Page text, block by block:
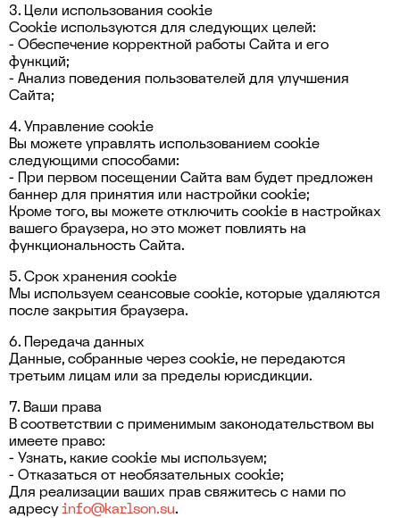
3. Цели использования cookie
Cookie используются для следующих целей:
- Обеспечение корректной работы Сайта и его
функций;
- Анализ поведения пользователей для улучшения
Сайта;
4. Управление cookie
Вы можете управлять использованием cookie
следующими способами:
- При первом посещении Сайта вам будет предложен
баннер для принятия или настройки cookie;
Кроме того, вы можете отключить cookie в настройках
вашего браузера, но это может повлиять на
функциональность Сайта.
5. Срок хранения cookie
Мы используем сеансовые cookie, которые удаляются
после закрытия браузера.
6. Передача данных
Данные, собранные через cookie, не передаются
третьим лицам или за пределы юрисдикции.
7. Ваши права
В соответствии с применимым законодательством вы
имеете право:
- Узнать, какие cookie мы используем;
- Отказаться от необязательных cookie;
Для реализации ваших прав свяжитесь с нами по
адресу info@karlson.su.